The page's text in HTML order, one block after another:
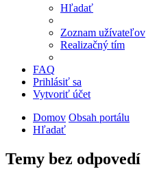
Hľadať
Zoznam užívateľov
Realizačný tím
FAQ
Prihlásiť sa
Vytvoriť účet
Domov Obsah portálu
Hľadať
Temy bez odpovedí